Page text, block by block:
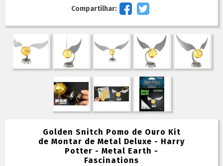
Compartilhar:
Golden Snitch Pomo de Ouro Kit
de Montar de Metal Deluxe - Harry
Potter - Metal Earth -
Fascinations